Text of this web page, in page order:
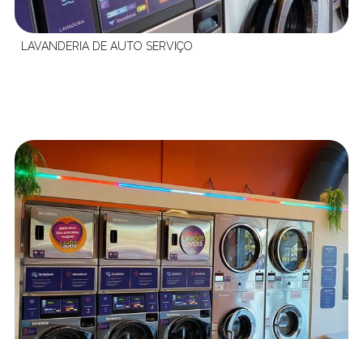
LAVANDERIA DE AUTO SERVIÇO